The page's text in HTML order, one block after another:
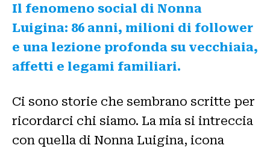
Il fenomeno social di Nonna
Luigina: 86 anni, milioni di follower
e una lezione profonda su vecchiaia,
affetti e legami familiari.
Ci sono storie che sembrano scritte per
ricordarci chi siamo. La mia si intreccia
con quella di Nonna Luigina, icona